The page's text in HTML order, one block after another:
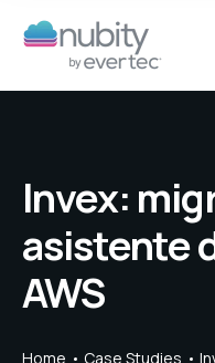
Invex:
asistente
AWS
Home Case Studies